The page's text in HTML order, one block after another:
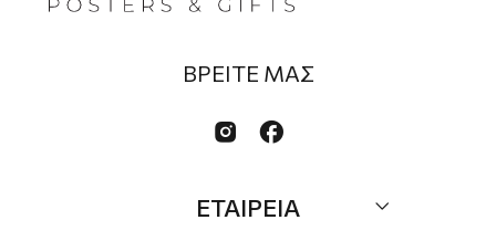
ΒΡΕΙΤΕ ΜΑΣ
 
ΕΤΑΙΡΕΙΑ